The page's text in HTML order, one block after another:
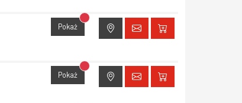
Pokaż Brak dostępu do lokalizacji
Pokaż Brak dostępu do lokalizacji